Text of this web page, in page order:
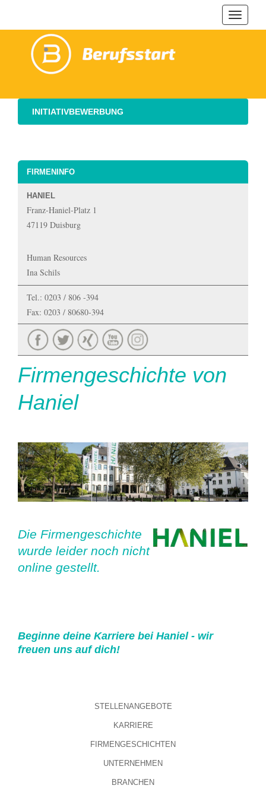
ein-/
INITIATIVBEWERBUNG
FIRMENINFO
HANIEL
Franz-Haniel-Platz 1
47119 Duisburg
Human Resources
Ina Schils
Tel.: 0203 / 806 -394
Fax: 0203 / 80680-394
Firmengeschichte von
Haniel
Die Firmengeschichte
wurde leider noch nicht
online gestellt.
Beginne deine Karriere bei Haniel - wir
freuen uns auf dich!
STELLENANGEBOTE
KARRIERE
FIRMENGESCHICHTEN
UNTERNEHMEN
BRANCHEN